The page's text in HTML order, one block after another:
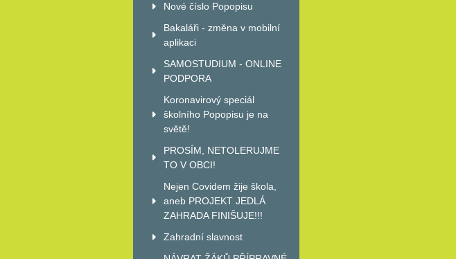
Nové číslo Popopisu
Bakaláři - změna v mobilní
aplikaci
SAMOSTUDIUM - ONLINE
PODPORA
Koronavirový speciál
školního Popopisu je na
světě!
PROSÍM, NETOLERUJME
TO V OBCI!
Nejen Covidem žije škola,
aneb PROJEKT JEDLÁ
ZAHRADA FINIŠUJE!!!
Zahradní slavnost